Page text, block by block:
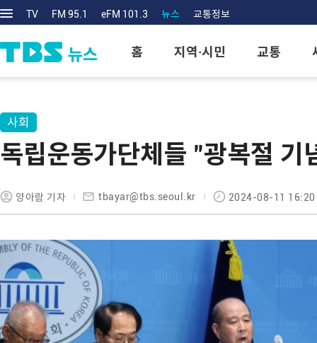
TV FM 95.1 eFM 101.3 뉴스 교통정보
홈 지역·시민 교통
사회
독립운동가단체들 "광복절 기
양아람 기자 tbayar@tbs.seoul.kr 2024-08-11 16:20